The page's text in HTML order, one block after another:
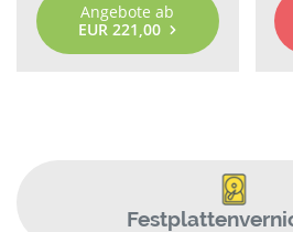
Angebote ab
EUR 221,00